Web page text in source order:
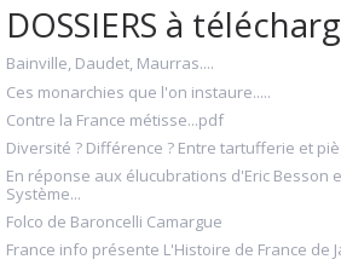
DOSSIERS à
Bainville, Daudet, Maurras....
Ces monarchies que l'on instaure.....
Contre la France métisse...pdf
Diversité ? Différence ? Entre tartufferie et
En réponse aux élucubrations d'Eric Besson
Système...
Folco de Baroncelli Camargue
France info présente L'Histoire de France de